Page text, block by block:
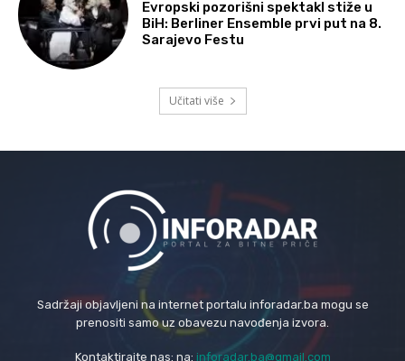
Evropski pozorišni spektakl stiže u
BiH: Berliner Ensemble prvi put na 8.
Sarajevo Festu
Učitati više
Sadržaji objavljeni na internet portalu inforadar.ba mogu se
prenositi samo uz obavezu navođenja izvora.
Kontaktirajte nas: na: inforadar.ba@gmail.com